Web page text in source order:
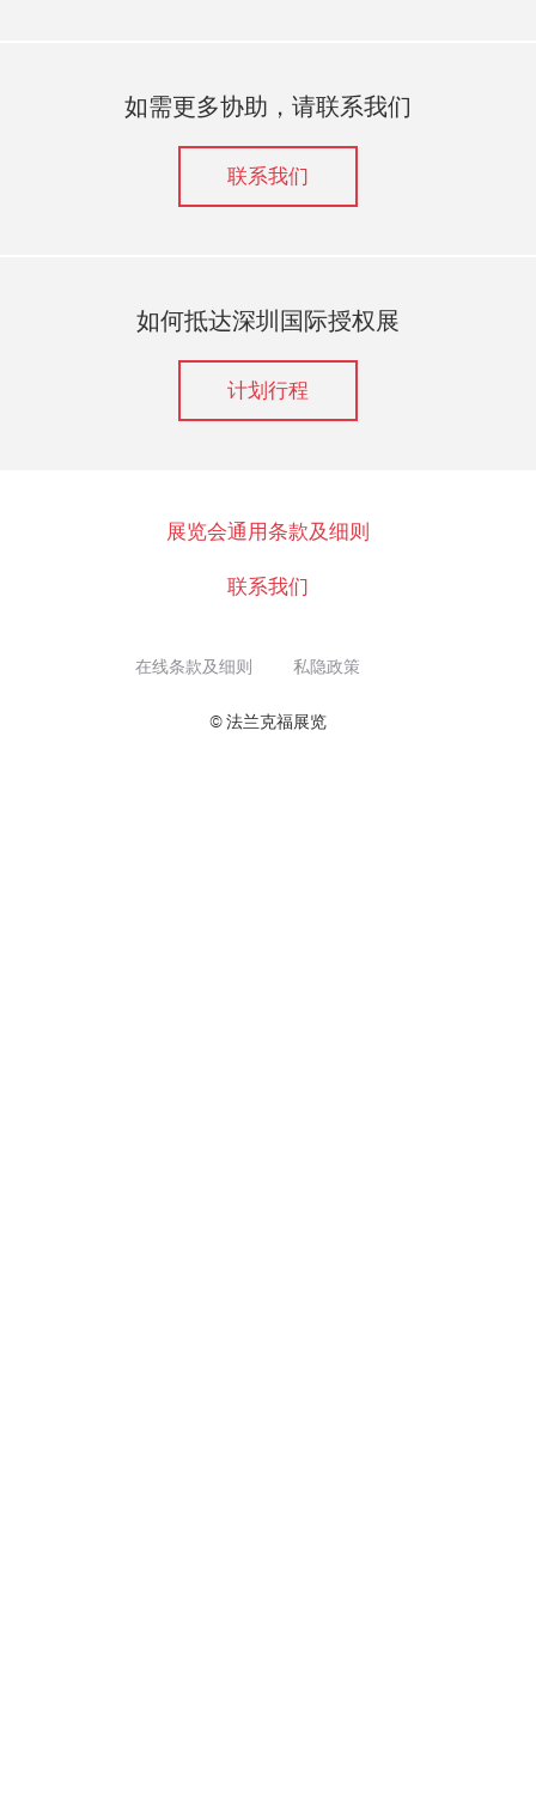
如需更多协助，请联系我们
联系我们
如何抵达深圳国际授权展
计划行程
展览会通用条款及细则
联系我们
在线条款及细则 私隐政策
© 法兰克福展览